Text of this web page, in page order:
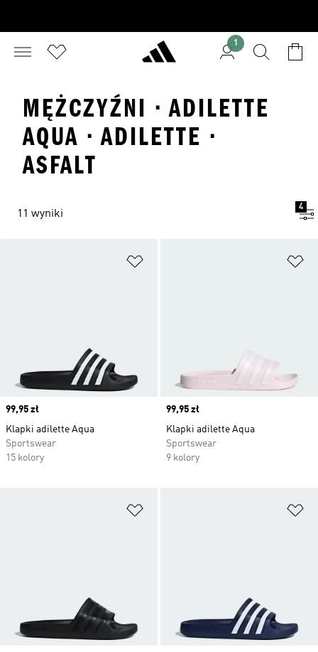
1
MĘŻCZYŹNI · ADILETTE
AQUA · ADILETTE ·
ASFALT
11 wyniki
4
Price
99,95 zł
Klapki adilette Aqua
Sportswear
15 kolory
Price
99,95 zł
Klapki adilette Aqua
Sportswear
9 kolory